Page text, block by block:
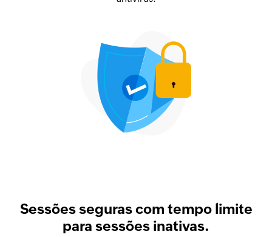
Sessões seguras com tempo limite
para sessões inativas.